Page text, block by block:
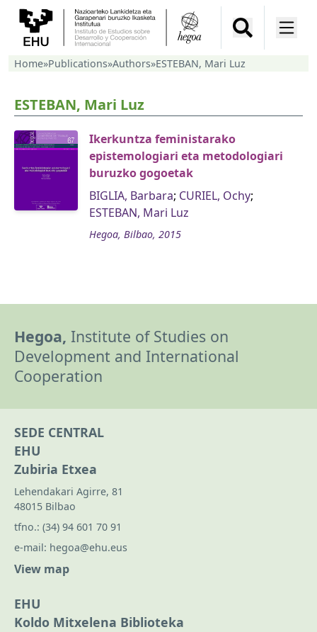
Home»Publications»Authors»ESTEBAN, Mari Luz
ESTEBAN, Mari Luz
Ikerkuntza feministarako
epistemologiari eta metodologiari
buruzko gogoetak
BIGLIA, Barbara; CURIEL, Ochy;
ESTEBAN, Mari Luz
Hegoa, Bilbao, 2015
Hegoa, Institute of Studies on
Development and International
Cooperation
SEDE CENTRAL
EHU
Zubiria Etxea
Lehendakari Agirre, 81
48015 Bilbao
tfno.: (34) 94 601 70 91
e-mail: hegoa@ehu.eus
View map
EHU
Koldo Mitxelena Biblioteka